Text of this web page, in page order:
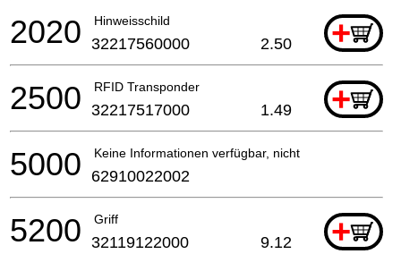
Hinweisschild +
2020 32217560000 2.50
RFID Transponder +
2500 32217517000 1.49
Keine Informationen verfügbar, nicht bestellbar
5000 62910022002
Griff +
5200 32119122000 9.12